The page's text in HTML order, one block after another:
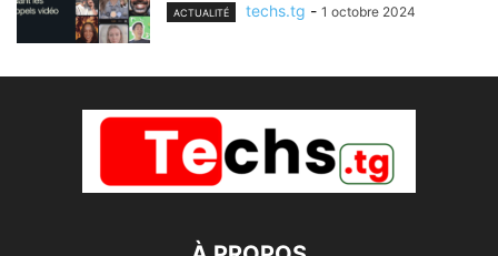
ACTUALITÉ techs.tg - 1 octobre 2024